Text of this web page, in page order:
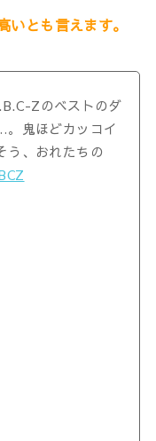
とも言えます。
Zのベストのダ
鬼ほどカッコイ
う、おれたちの